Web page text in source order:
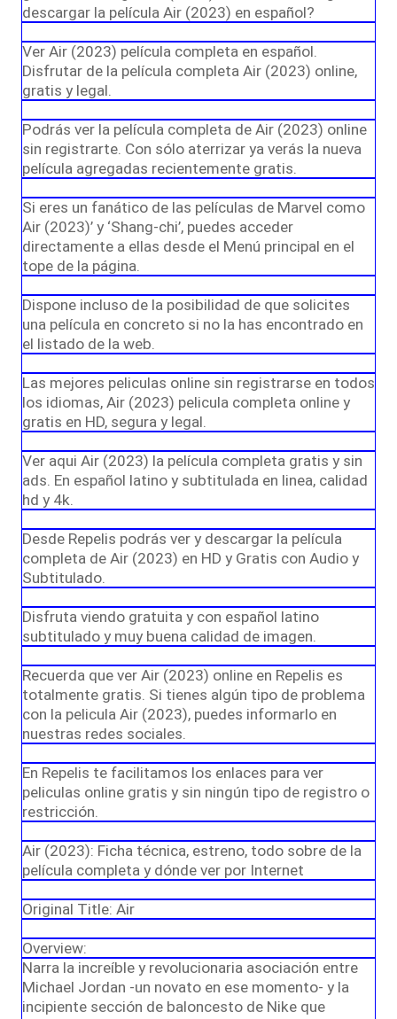
descargar la película Air (2023) en español?
Ver Air (2023) película completa en español.
Disfrutar de la película completa Air (2023) online,
gratis y legal.
Podrás ver la película completa de Air (2023) online
sin registrarte. Con sólo aterrizar ya verás la nueva
película agregadas recientemente gratis.
Si eres un fanático de las películas de Marvel como
Air (2023)’ y ‘Shang-chi’, puedes acceder
directamente a ellas desde el Menú principal en el
tope de la página.
Dispone incluso de la posibilidad de que solicites
una película en concreto si no la has encontrado en
el listado de la web.
Las mejores peliculas online sin registrarse en todos
los idiomas, Air (2023) pelicula completa online y
gratis en HD, segura y legal.
Ver aqui Air (2023) la película completa gratis y sin
ads. En español latino y subtitulada en linea, calidad
hd y 4k.
Desde Repelis podrás ver y descargar la película
completa de Air (2023) en HD y Gratis con Audio y
Subtitulado.
Disfruta viendo gratuita y con español latino
subtitulado y muy buena calidad de imagen.
Recuerda que ver Air (2023) online en Repelis es
totalmente gratis. Si tienes algún tipo de problema
con la pelicula Air (2023), puedes informarlo en
nuestras redes sociales.
En Repelis te facilitamos los enlaces para ver
peliculas online gratis y sin ningún tipo de registro o
restricción.
Air (2023): Ficha técnica, estreno, todo sobre de la
película completa y dónde ver por Internet
Original Title: Air
Overview:
Narra la increíble y revolucionaria asociación entre
Michael Jordan -un novato en ese momento- y la
incipiente sección de baloncesto de Nike que